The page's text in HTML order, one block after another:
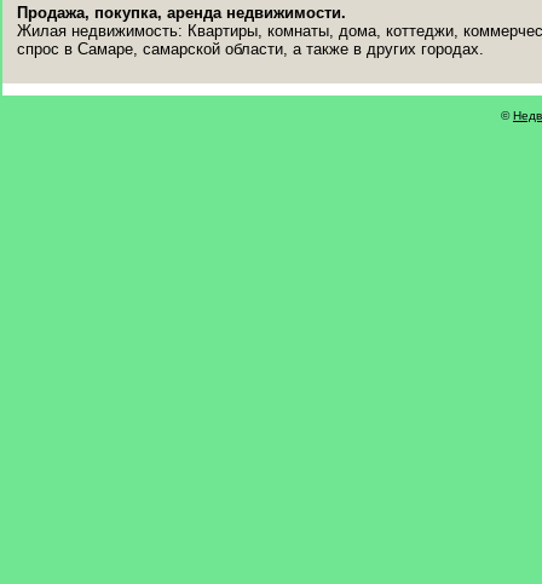
Продажа, покупка, аренда недвижимости.
Жилая недвижимость: Квартиры, комнаты, дома, коттеджи,
спрос в Самаре, самарской области, а также в других городах.
©